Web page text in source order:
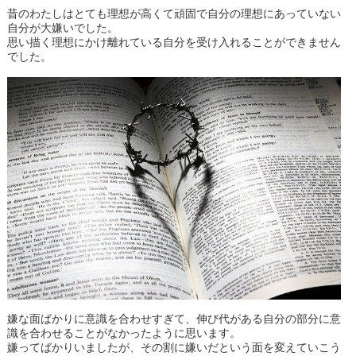
昔のわたしはとても理想が高くて頑固で自分の理想にあっていない
自分が大嫌いでした。
思い描く理想にかけ離れている自分を受け入れることができません
でした。
嫌な面ばかりに意識を合わせすぎて、伸び代がある自分の部分に意
識を合わせることがなかったように思います。
嫌ってばかりいましたが、その割に嫌いだという面を変えていこう